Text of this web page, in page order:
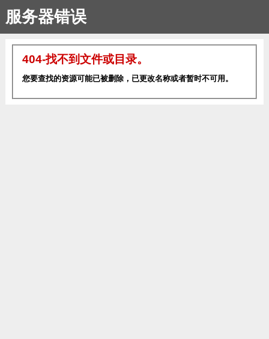
服务器错误
404-找不到文件或目录。
您要查找的资源可能已被删除，已更改名称或者暂时不可用。